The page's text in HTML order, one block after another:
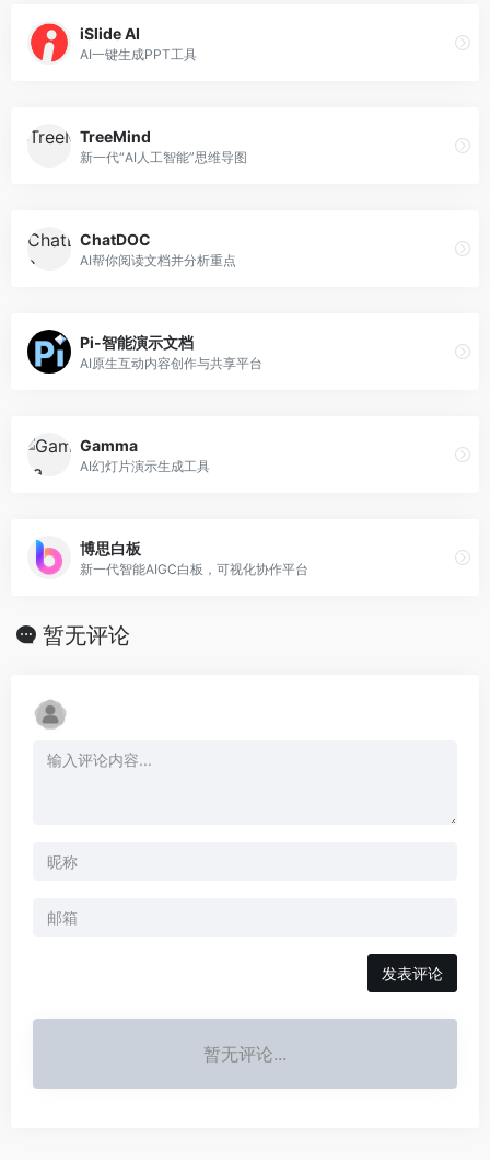
iSlide AI
AI一键生成PPT工具
TreeMind
新一代“AI人工智能”思维导图
ChatDOC
AI帮你阅读文档并分析重点
Pi-智能演示文档
AI原生互动内容创作与共享平台
Gamma
AI幻灯片演示生成工具
博思白板
新一代智能AIGC白板，可视化协作平台
暂无评论
发表评论
暂无评论...